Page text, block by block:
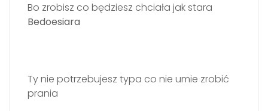
Bo zrobisz co będziesz chciała jak stara
Bedoesiara
Ty nie potrzebujesz typa co nie umie zrobić
prania